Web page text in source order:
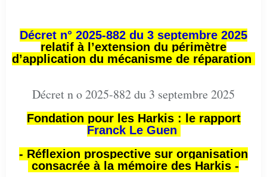
Décret n° 2025-882 du 3 septembre 2025
relatif à l’extension du périmètre
d’application du mécanisme de réparation
Décret n o 2025-882 du 3 septembre 2025
Fondation pour les Harkis : le rapport
Franck Le Guen
- Réflexion prospective sur organisation
consacrée à la mémoire des Harkis -